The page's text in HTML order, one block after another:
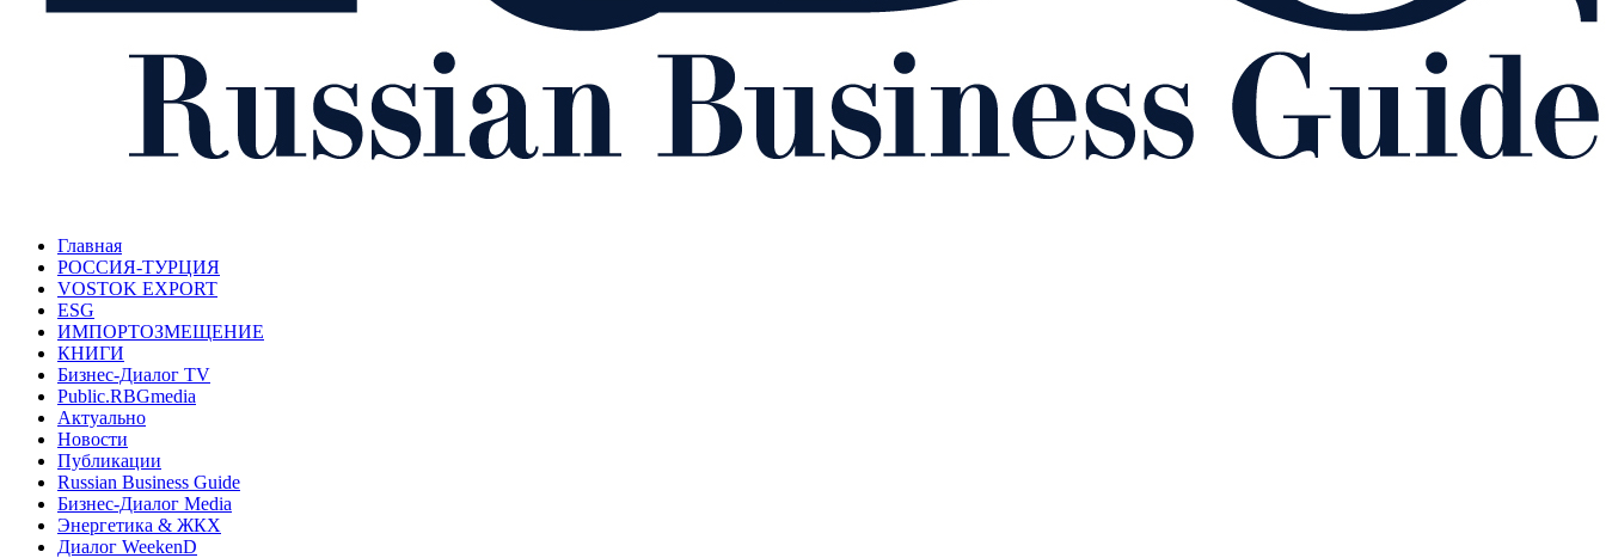
Главная
РОССИЯ-ТУРЦИЯ
VOSTOK EXPORT
ESG
ИМПОРТОЗМЕЩЕНИЕ
КНИГИ
Бизнес-Диалог TV
Public.RBGmedia
Актуально
Новости
Публикации
Russian Business Guide
Бизнес-Диалог Media
Энергетика & ЖКХ
Диалог WeekenD